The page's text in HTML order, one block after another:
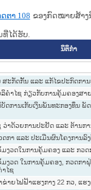
ຕາ 108 ຂອງກົດໝາຍສ້າງ
ທີ່ໄດ້ຮັບ.
ນິຕິກໍາ
ສະກັດກັ້ນ ແລະ ແກ້ໄຂປະກົດກາ
ຄຳໄຊ ກ່ຽວກັບການຄຸ້ມຄອງສາ
ດການເກັບເງິນພັນທະກອງທຶນ
ວ່າດ້ວຍການປະຢັດ ແລະ ຕ້ານກ
ກາ ແລະ ປະເມີນຜົນໂຄງການລົ
ງວດໃນການຄຸ້ມຄອງ ແລະ ກວ
ງວດ ໃນການຄຸ້ມຄອງ, ກວດກ
ໄຊ
າຍໄຟຟ້າແຮງກາງ 22 ກວ, ແຮ